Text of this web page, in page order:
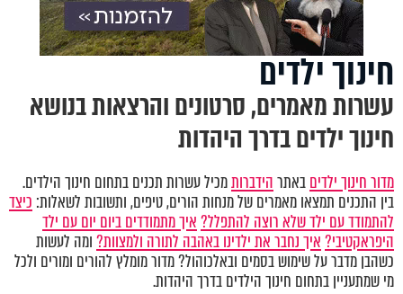
חינוך ילדים
עשרות מאמרים, סרטונים והרצאות בנושא
חינוך ילדים בדרך היהדות
מדור חינוך ילדיםבאתרהידברותמכיל עשרות תכנים בתחום חינוך הילדים.
בין התכנים תמצאו מאמרים של מנחות הורים, טיפים, ותשובות לשאלות: כיצד
להתמודד עם ילד שלא רוצה להתפלל?איך מתמודדים ביום יום עם ילד
היפראקטיבי?איך נחבר את ילדינו באהבה לתורה ולמצוות?ומה לעשות
כשהבן מדבר על שימוש בסמים ובאלכוהול? מדור מומלץ להורים ומורים ולכל
מי שמתעניין בתחום חינוך הילדים בדרך היהדות.